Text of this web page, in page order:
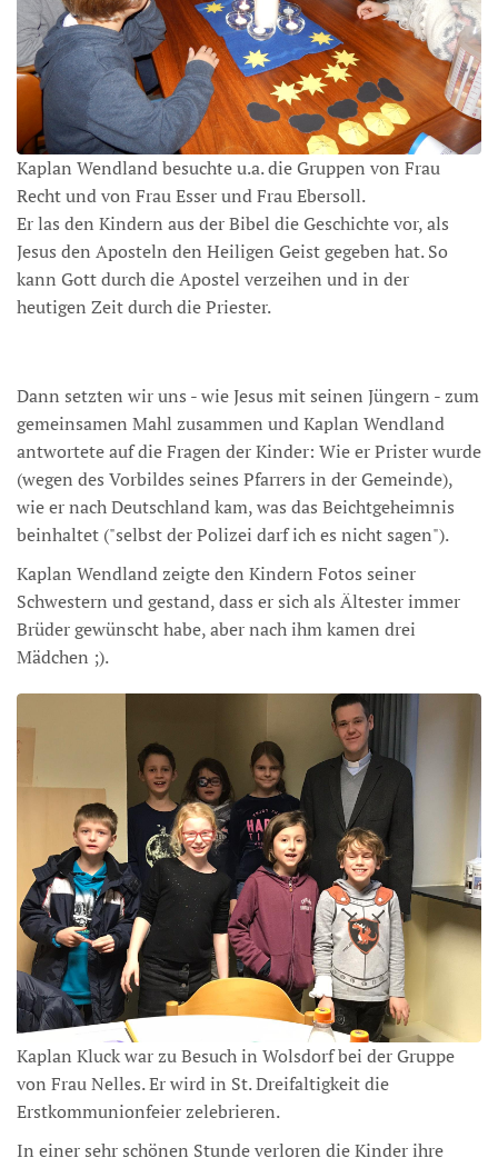
Kaplan Wendland besuchte u.a. die Gruppen von Frau
Recht und von Frau Esser und Frau Ebersoll.
Er las den Kindern aus der Bibel die Geschichte vor, als
Jesus den Aposteln den Heiligen Geist gegeben hat. So
kann Gott durch die Apostel verzeihen und in der
heutigen Zeit durch die Priester.
Dann setzten wir uns - wie Jesus mit seinen Jüngern - zum
gemeinsamen Mahl zusammen und Kaplan Wendland
antwortete auf die Fragen der Kinder: Wie er Prister wurde
(wegen des Vorbildes seines Pfarrers in der Gemeinde),
wie er nach Deutschland kam, was das Beichtgeheimnis
beinhaltet ("selbst der Polizei darf ich es nicht sagen").
Kaplan Wendland zeigte den Kindern Fotos seiner
Schwestern und gestand, dass er sich als Ältester immer
Brüder gewünscht habe, aber nach ihm kamen drei
Mädchen ;).
Kaplan Kluck war zu Besuch in Wolsdorf bei der Gruppe
von Frau Nelles. Er wird in St. Dreifaltigkeit die
Erstkommunionfeier zelebrieren.
In einer sehr schönen Stunde verloren die Kinder ihre